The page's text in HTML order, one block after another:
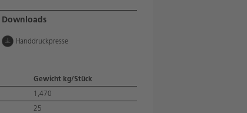
Downloads
Handdruckpresse
Gewicht kg/Stück
1,470
25